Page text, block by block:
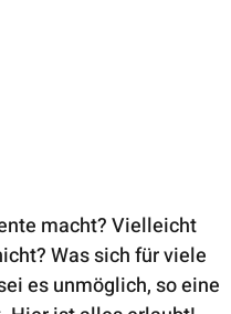
macht? Vielleicht
Was sich für viele
es unmöglich, so eine